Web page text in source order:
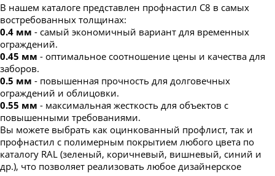
В нашем каталоге представлен профнастил С8 в самых
востребованных толщинах:
0.4 мм - самый экономичный вариант для временных
ограждений.
0.45 мм - оптимальное соотношение цены и качества для
заборов.
0.5 мм - повышенная прочность для долговечных
ограждений и облицовки.
0.55 мм - максимальная жесткость для объектов с
повышенными требованиями.
Вы можете выбрать как оцинкованный профлист, так и
профнастил с полимерным покрытием любого цвета по
каталогу RAL (зеленый, коричневый, вишневый, синий и
др.), что позволяет реализовать любое дизайнерское